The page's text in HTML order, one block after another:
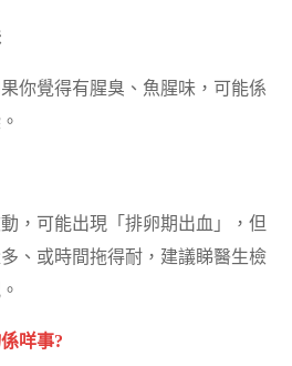
你覺得有腥臭、魚腥味，可能係
，可能出現「排卵期出血」，但
、或時間拖得耐，建議睇醫生檢
咩事?